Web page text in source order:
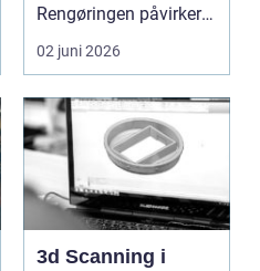
Rengøringen påvirker
kundernes
førstehåndsind...
02 juni 2026
3d Scanning i